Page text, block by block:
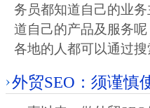
务员都知道自己的业
道自己的产品及服务
各地的人都可以通过搜
外贸SEO：须谨慎